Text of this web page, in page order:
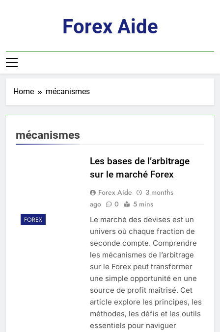
Forex Aide
Home mécanismes
mécanismes
FOREX
Les bases de l’arbitrage
sur le marché Forex
Forex Aide
3 months
ago
0 5 mins
Le marché des devises est un
univers où chaque fraction de
seconde compte. Comprendre
les mécanismes de l’arbitrage
sur le Forex peut transformer
une simple opportunité en une
source de profit maîtrisé. Cet
article explore les principes, les
méthodes, les défis et les outils
essentiels pour naviguer